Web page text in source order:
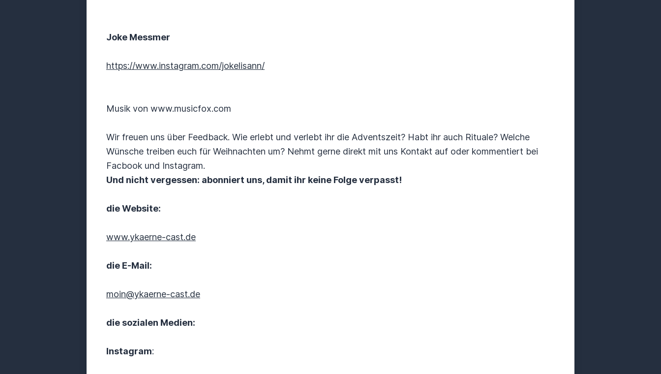
Joke Messmer
https://www.instagram.com/jokelisann/
Musik von www.musicfox.com
Wir freuen uns über Feedback. Wie erlebt und verlebt ihr die Adventszeit? Habt ihr auch Rituale? Welche
Wünsche treiben euch für Weihnachten um? Nehmt gerne direkt mit uns Kontakt auf oder kommentiert bei
Facbook und Instagram.
Und nicht vergessen: abonniert uns, damit ihr keine Folge verpasst!
die Website:
www.ykaerne-cast.de
die E-Mail:
moin@ykaerne-cast.de
die sozialen Medien:
Instagram: